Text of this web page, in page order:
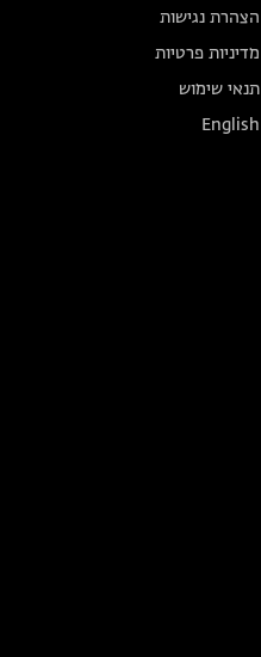
הצהרת נגישות
מדיניות פרטיות
תנאי שימוש
English